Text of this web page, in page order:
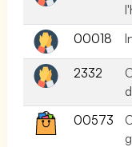
00018
2332
00573